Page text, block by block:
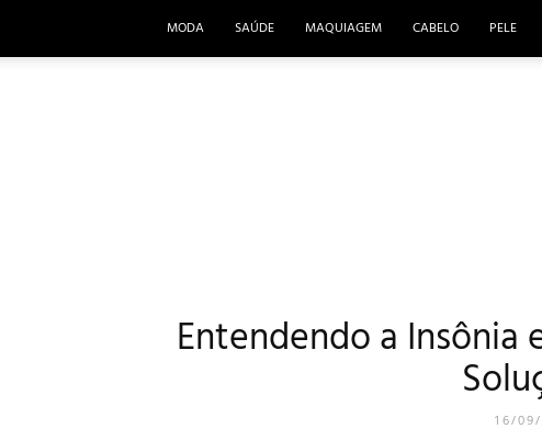
MODA SAÚDE MAQUIAGEM CABELO PELE
Entendendo a Insônia
16/